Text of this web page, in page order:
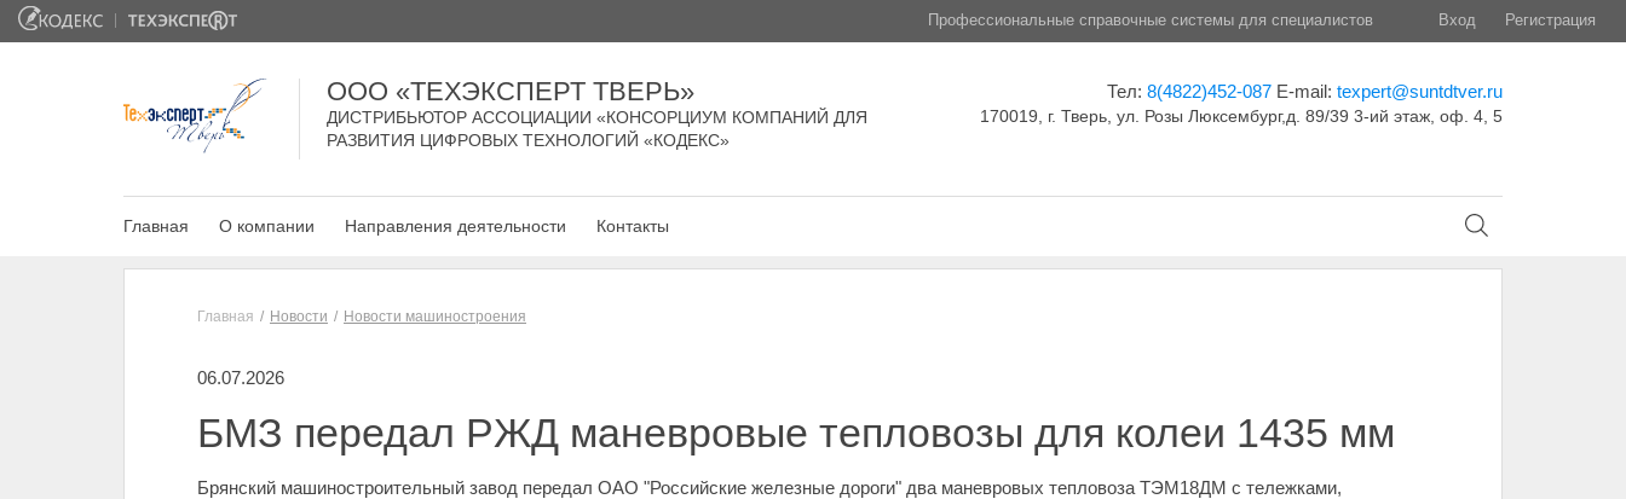
Профессиональные справочные системы для специалистов Вход Регистрация
ООО «ТЕХЭКСПЕРТ ТВЕРЬ»
ДИСТРИБЬЮТОР АССОЦИАЦИИ «КОНСОРЦИУМ КОМПАНИЙ ДЛЯ
РАЗВИТИЯ ЦИФРОВЫХ ТЕХНОЛОГИЙ «КОДЕКС»
Тел: 8(4822)452-087 E-mail: texpert@suntdtver.ru
170019, г. Тверь, ул. Розы Люксембург,д. 89/39 3-ий этаж, оф. 4, 5
Главная О компании Направления деятельности Контакты
Главная Новости Новости машиностроения
06.07.2026
БМЗ передал РЖД маневровые тепловозы для колеи 1435 мм
Брянский машиностроительный завод передал ОАО "Российские железные дороги" два маневровых тепловоза ТЭМ18ДМ с тележками,